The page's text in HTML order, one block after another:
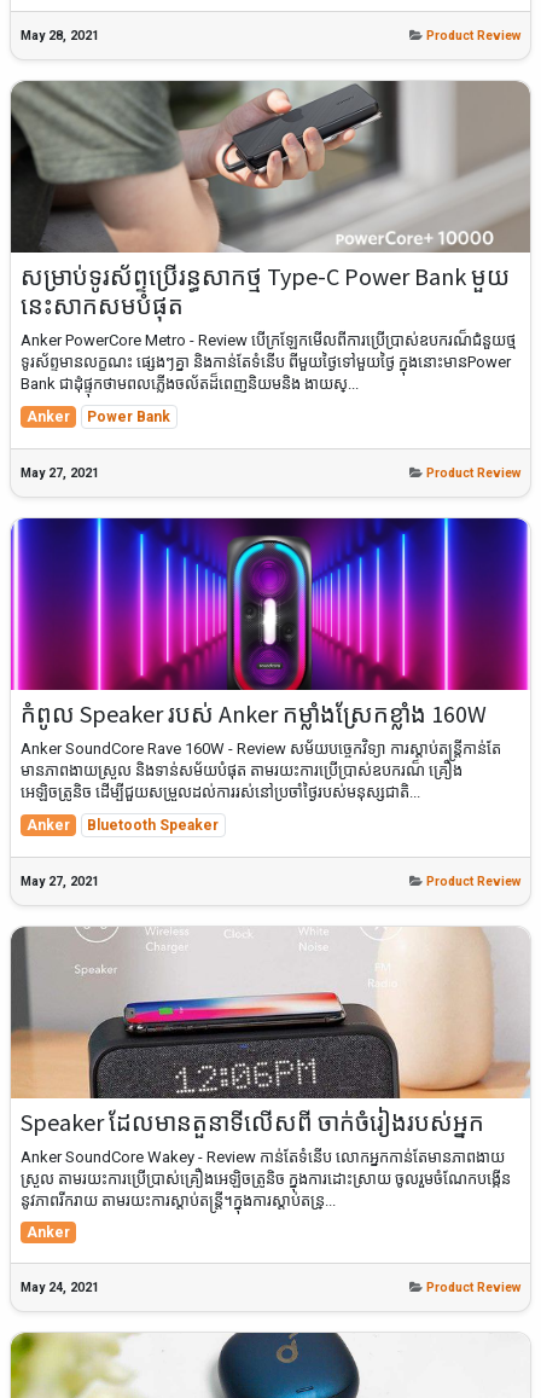
May 28, 2021 Product Review
សម្រាប់ទូរស័ព្ទប្រើរន្ធសាកថ្ម Type-C Power Bank មួយ
នេះសាកសមបំផុត
Anker PowerCore Metro - Review បើក្រឡែកមើលពីការប្រើប្រាស់ឧបករណ៏ជំនួយថ្ម
ទូរស័ព្ទមានលក្ខណះ ផ្សេងៗគ្នា និងកាន់តែទំនើប ពីមួយថ្ងៃទៅមួយថ្ងៃ ក្នុងនោះមានPower
Bank ជាដុំផ្ទុកថាមពលភ្លើងចល័ត​ដ៏ពេញនិយមនិង ងាយស្...
Anker Power Bank
May 27, 2021 Product Review
កំពូល Speaker របស់ Anker កម្លាំងស្រែកខ្លាំង 160W
Anker SoundCore Rave 160W - Review សម័យបច្ចេកវិទ្យា ការស្តាប់តន្ត្រីកាន់តែ
មានភាពងាយស្រួល និងទាន់សម័យបំផុត តាមរយះការប្រើប្រាស់ឧបករណ៏ គ្រឿង
អេឡិចត្រូនិច ដើម្បីជួយសម្រួលដល់ការរស់នៅប្រចាំថ្ងៃរបស់មនុស្សជាតិ...
Anker Bluetooth Speaker
May 27, 2021 Product Review
Speaker ដែលមានតួនាទីលើសពី ចាក់ចំរៀងរបស់អ្នក
Anker SoundCore Wakey - Review កាន់តែទំនើប​ លោកអ្នកកាន់តែមានភាពងាយ
ស្រួល តាមរយះការប្រើប្រាស់គ្រឿងអេឡិចត្រូនិច ក្នុងការដោះស្រាយ ចូលរួមចំណែកបង្កើន​
នូវភាពរីករាយ តាមរយះការស្តាប់តន្ត្រី។ក្នុងការស្តាប់តន្រ្...
Anker
May 24, 2021 Product Review